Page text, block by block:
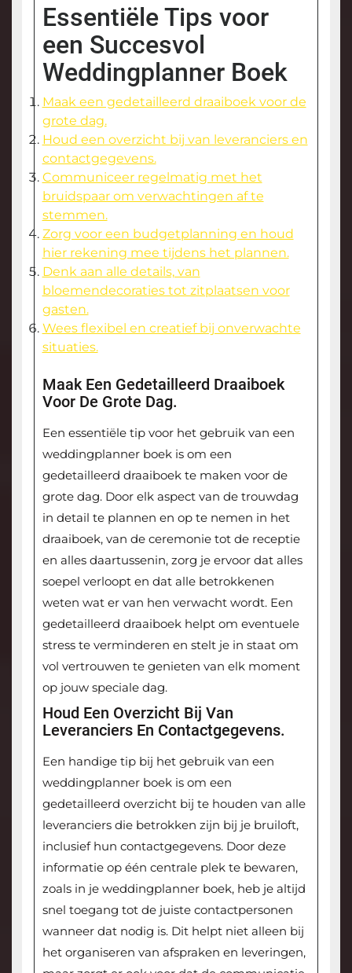
Essentiële Tips voor
een Succesvol
Weddingplanner Boek
Maak een gedetailleerd draaiboek voor de
grote dag.
Houd een overzicht bij van leveranciers en
contactgegevens.
Communiceer regelmatig met het
bruidspaar om verwachtingen af te
stemmen.
Zorg voor een budgetplanning en houd
hier rekening mee tijdens het plannen.
Denk aan alle details, van
bloemendecoraties tot zitplaatsen voor
gasten.
Wees flexibel en creatief bij onverwachte
situaties.
Maak Een Gedetailleerd Draaiboek
Voor De Grote Dag.
Een essentiële tip voor het gebruik van een
weddingplanner boek is om een
gedetailleerd draaiboek te maken voor de
grote dag. Door elk aspect van de trouwdag
in detail te plannen en op te nemen in het
draaiboek, van de ceremonie tot de receptie
en alles daartussenin, zorg je ervoor dat alles
soepel verloopt en dat alle betrokkenen
weten wat er van hen verwacht wordt. Een
gedetailleerd draaiboek helpt om eventuele
stress te verminderen en stelt je in staat om
vol vertrouwen te genieten van elk moment
op jouw speciale dag.
Houd Een Overzicht Bij Van
Leveranciers En Contactgegevens.
Een handige tip bij het gebruik van een
weddingplanner boek is om een
gedetailleerd overzicht bij te houden van alle
leveranciers die betrokken zijn bij je bruiloft,
inclusief hun contactgegevens. Door deze
informatie op één centrale plek te bewaren,
zoals in je weddingplanner boek, heb je altijd
snel toegang tot de juiste contactpersonen
wanneer dat nodig is. Dit helpt niet alleen bij
het organiseren van afspraken en leveringen,